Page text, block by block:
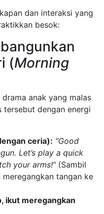
dan interaksi yang
besok:
(Morning
anak yang malas
tersebut dengan energi
ceria): “Good
Let’s play a quick
your arms!”(Sambil
tangan ke
ikut meregangkan